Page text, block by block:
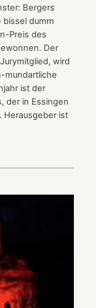
Bergers
bissel dumm
Preis des
Der
wird
mundartliche
ist der
der in Essingen
Herausgeber ist